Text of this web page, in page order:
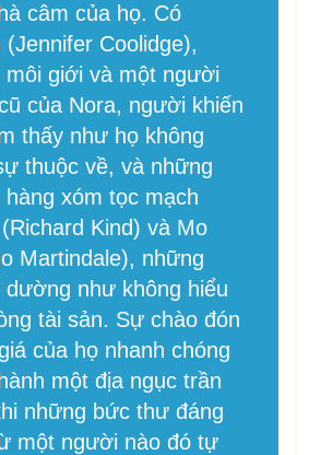
câm của họ. Có
(Jennifer Coolidge),
môi giới và một người
của Nora, người khiến
thấy như họ không
thuộc về, và những
xóm tọc mạch
Kind) và Mo
Martindale), những
dường như không hiểu
tài sản. Sự chào đón
của họ nhanh chóng
một địa ngục trần
những bức thư đáng
một người nào đó tự